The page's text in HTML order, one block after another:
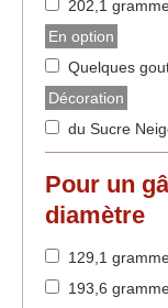
202,1
En option
Quelques
Décoration
du Sucre
Pour un
diamètre
129,1
193,6